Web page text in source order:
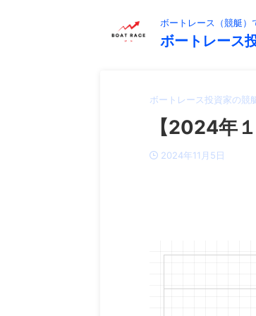
ボートレース（競艇
ボートレース
ボートレース投資家の競
【2024年
2024年11月5日